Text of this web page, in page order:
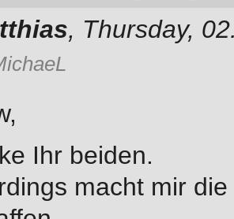
, Thursday,
Ihr beiden.
macht mir